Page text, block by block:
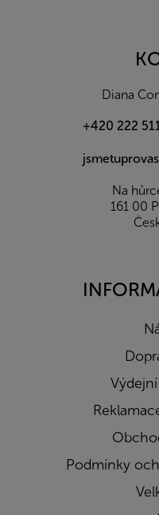
Diana
+420 222
Na
161 00
Podmínky